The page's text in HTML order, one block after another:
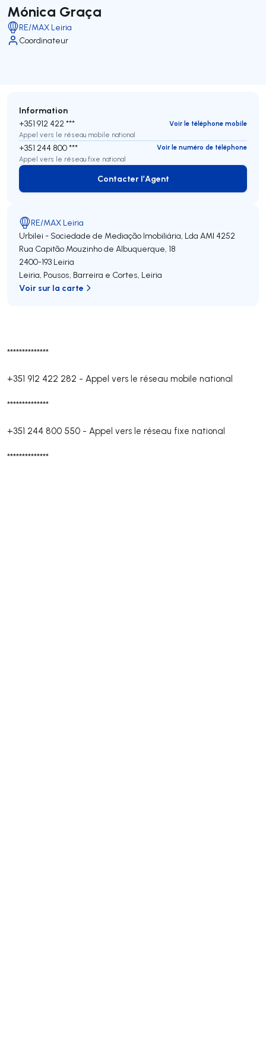
Mónica Graça
RE/MAX Leiria
Coordinateur
**************
+351 912 422 282 - Appel vers le réseau mobile national
**************
+351 244 800 550 - Appel vers le réseau fixe national
**************
Information
+351 912 422 ***
Voir le téléphone mobile
Appel vers le réseau mobile national
+351 244 800 ***
Voir le numéro de téléphone
Appel vers le réseau fixe national
Contacter l’Agent
Contacter l’Agent
RE/MAX Leiria
Urbilei - Sociedade de Mediação Imobiliária, Lda AMI 4252
Rua Capitão Mouzinho de Albuquerque, 18
2400-193 Leiria
Leiria, Pousos, Barreira e Cortes, Leiria
Voir sur la carte